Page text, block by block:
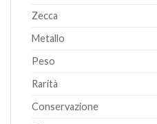
Zecca
Metallo
Peso
Rarità
Conservazione